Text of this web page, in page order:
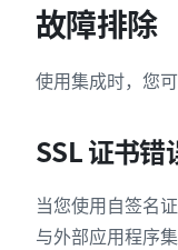
故障排除
使用集成时，您
SSL 证书错
当您使用自签名
与外部应用程序